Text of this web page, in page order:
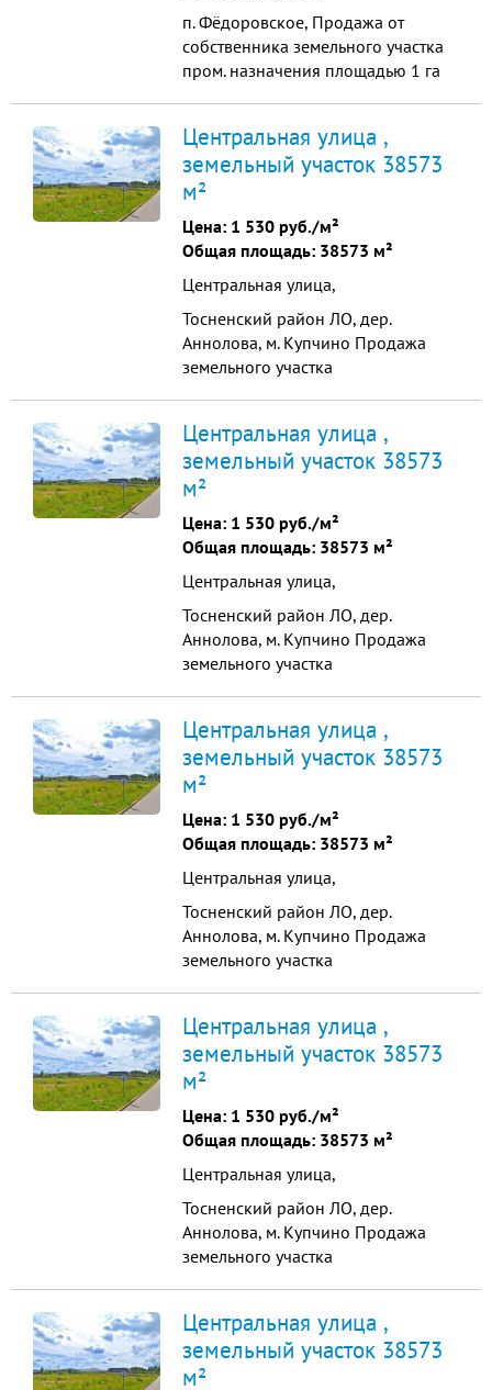
п. Фёдоровское, Продажа от
собственника земельного участка
пром. назначения площадью 1 га
-20 миллионов руб за один га.
Воможна продажа половины
участка. Консультант Феликс
Харитонович П2 Код объекта:
18854
Центральная улица ,
земельный участок 38573
м²
Цена: 1 530 руб./м²
Общая площадь: 38573 м²
Центральная улица,
Тосненский район ЛО, дер.
Аннолова, м. Купчино Продажа
земельного участка
участка промышленного
назначения, общая площадь -
38573 м?. Все коммуникации по
границе участка: газ, вода, тепло,
канализация. Электричество 150
квт прямой договор Цена...
Центральная улица ,
земельный участок 38573
м²
Цена: 1 530 руб./м²
Общая площадь: 38573 м²
Центральная улица,
Тосненский район ЛО, дер.
Аннолова, м. Купчино Продажа
земельного участка
участка промышленного
назначения, общая площадь -
38573 м2. Все коммуникации по
границе участка: газ, вода, тепло,
канализация. Собственность Физ.
Лица Электричество 150 ...
Центральная улица ,
земельный участок 38573
м²
Цена: 1 530 руб./м²
Общая площадь: 38573 м²
Центральная улица,
Тосненский район ЛО, дер.
Аннолова, м. Купчино Продажа
земельного участка
участка промышленного
назначения, общая площадь -
38573 м2. Все коммуникации по
границе участка: газ, вода, тепло,
канализация. Собственность Физ.
Лица Электричество 150 ...
Центральная улица ,
земельный участок 38573
м²
Цена: 1 530 руб./м²
Общая площадь: 38573 м²
Центральная улица,
Тосненский район ЛО, дер.
Аннолова, м. Купчино Продажа
земельного участка
участка промышленного
назначения, общая площадь -
38573 м2. Все коммуникации по
Центральная улица ,
земельный участок 38573
м²